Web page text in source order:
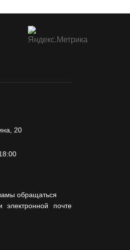
20
обращаться
почте